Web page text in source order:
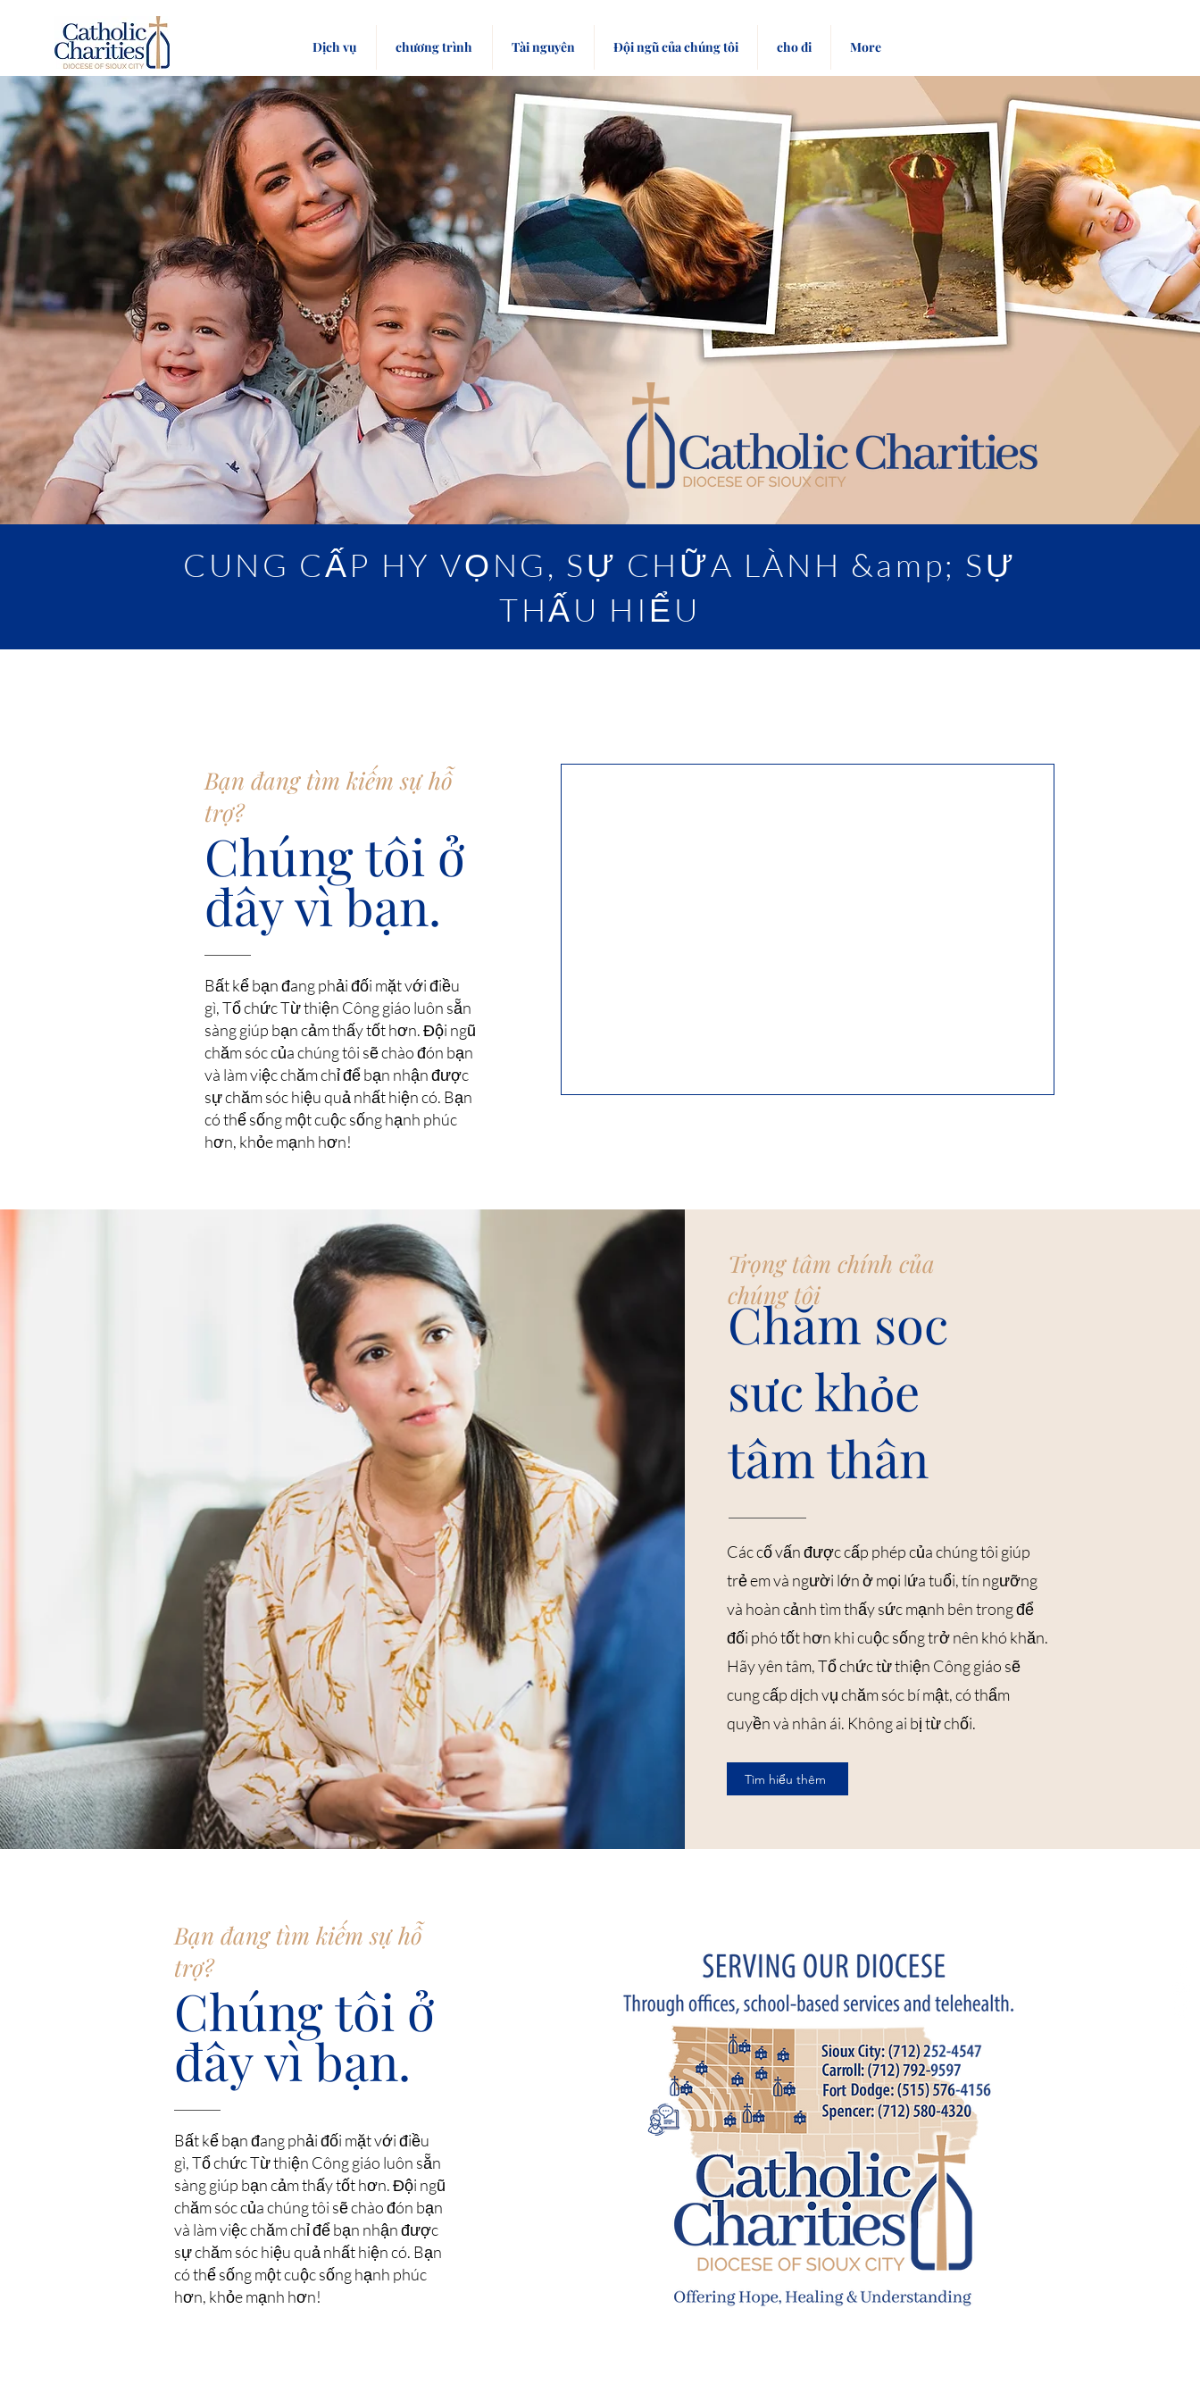
Dịch vụ chương trình Tài nguyên Đội ngũ của chúng tôi cho đi More
CUNG CẤP HY VỌNG, SỰ CHỮA LÀNH &amp; SỰ
THẤU HIỂU
Bạn đang tìm kiếm sự hỗ
trợ?
Chúng tôi ở
đây vì bạn.
Bất kể bạn đang phải đối mặt với điều
gì, Tổ chức Từ thiện Công giáo luôn sẵn
sàng giúp bạn cảm thấy tốt hơn. Đội ngũ
chăm sóc của chúng tôi sẽ chào đón bạn
và làm việc chăm chỉ để bạn nhận được
sự chăm sóc hiệu quả nhất hiện có. Bạn
có thể sống một cuộc sống hạnh phúc
hơn, khỏe mạnh hơn!
Trọng tâm chính của
chúng tôi
Chăm soc
sưc khỏe
tâm thân
Các cố vấn được cấp phép của chúng tôi giúp
trẻ em và người lớn ở mọi lứa tuổi, tín ngưỡng
và hoàn cảnh tìm thấy sức mạnh bên trong để
đối phó tốt hơn khi cuộc sống trở nên khó khăn.
Hãy yên tâm, Tổ chức từ thiện Công giáo sẽ
cung cấp dịch vụ chăm sóc bí mật, có thẩm
quyền và nhân ái. Không ai bị từ chối.
Tìm hiểu thêm
Bạn đang tìm kiếm sự hỗ
trợ?
Chúng tôi ở
đây vì bạn.
Bất kể bạn đang phải đối mặt với điều
gì, Tổ chức Từ thiện Công giáo luôn sẵn
sàng giúp bạn cảm thấy tốt hơn. Đội ngũ
chăm sóc của chúng tôi sẽ chào đón bạn
và làm việc chăm chỉ để bạn nhận được
sự chăm sóc hiệu quả nhất hiện có. Bạn
có thể sống một cuộc sống hạnh phúc
hơn, khỏe mạnh hơn!